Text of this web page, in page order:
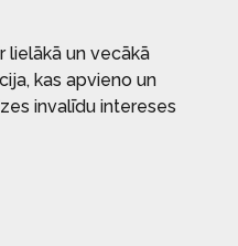
lielākā un vecākā
kas apvieno un
invalīdu intereses